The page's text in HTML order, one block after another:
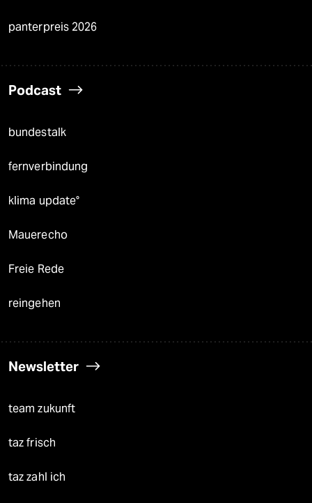
panterpreis 2026
Podcast
bundestalk
fernverbindung
klima update°
Mauerecho
Freie Rede
reingehen
Newsletter
team zukunft
taz frisch
taz zahl ich